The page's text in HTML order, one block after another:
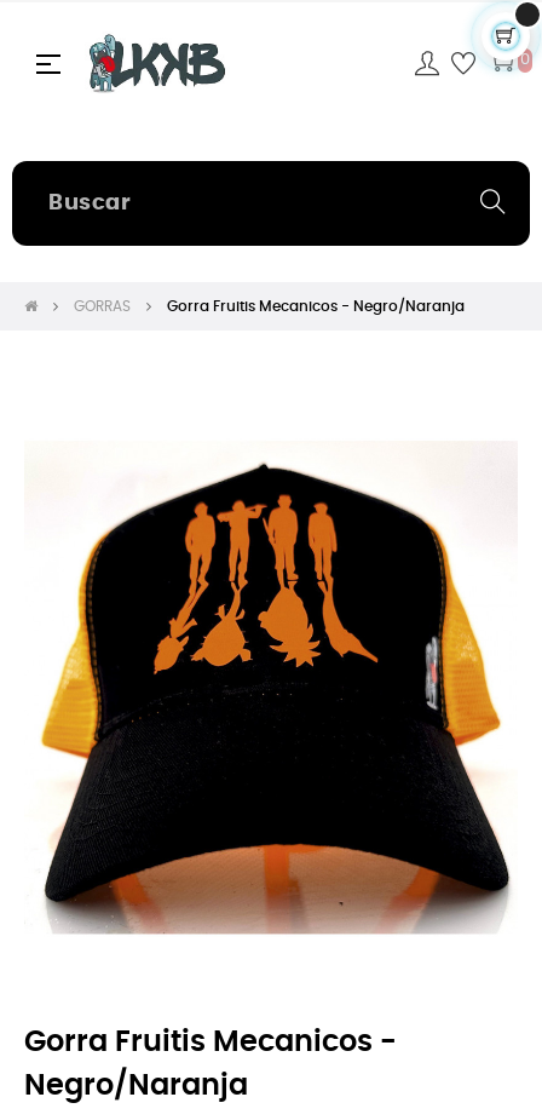
Navegación
☰ 0
GORRAS Gorra Fruitis Mecanicos - Negro/Naranja
Gorra Fruitis Mecanicos -
Negro/Naranja